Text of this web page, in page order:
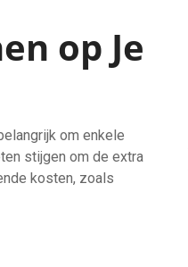
op Je
om enkele
stijgen om de extra
kosten, zoals